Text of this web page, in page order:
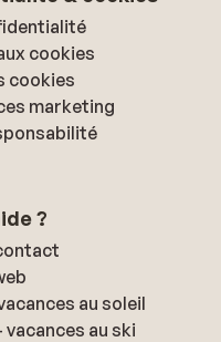
cookies
cookies
marketing
?
au soleil
au ski